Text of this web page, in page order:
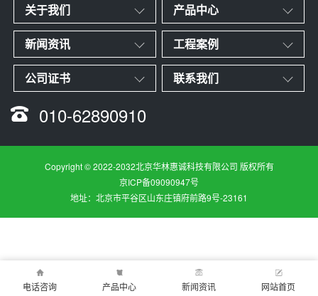
关于我们 产品中心
新闻资讯 工程案例
公司证书 联系我们
010-62890910
Copyright © 2022-2032北京华林惠诚科技有限公司 版权所有
京ICP备09090947号
地址：北京市平谷区山东庄镇府前路9号-23161
电话咨询 产品中心 新闻资讯 网站首页